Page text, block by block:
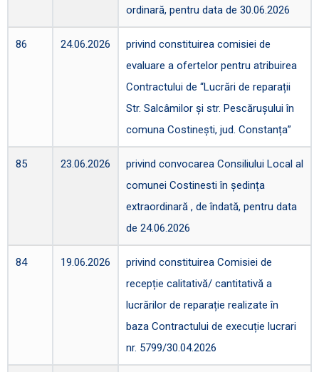
ordinară, pentru data de 30.06.2026
86 24.06.2026
privind constituirea comisiei de
evaluare a ofertelor pentru atribuirea
Contractului de “Lucrări de reparații
Str. Salcâmilor și str. Pescărușului în
comuna Costinești, jud. Constanța”
85 23.06.2026
privind convocarea Consiliului Local al
comunei Costinesti în ședința
extraordinară , de îndată, pentru data
de 24.06.2026
84 19.06.2026
privind constituirea Comisiei de
recepție calitativă/ cantitativă a
lucrărilor de reparație realizate în
baza Contractului de execuție lucrari
nr. 5799/30.04.2026